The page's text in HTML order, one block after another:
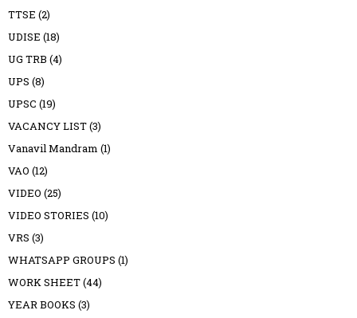
TTSE (2)
UDISE (18)
UG TRB (4)
UPS (8)
UPSC (19)
VACANCY LIST(3)
Vanavil Mandram (1)
VAO (12)
VIDEO (25)
VIDEO STORIES (10)
VRS (3)
WHATSAPP GROUPS (1)
WORK SHEET(44)
YEAR BOOKS (3)